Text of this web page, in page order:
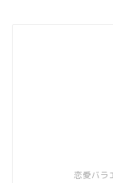
恋愛バラ